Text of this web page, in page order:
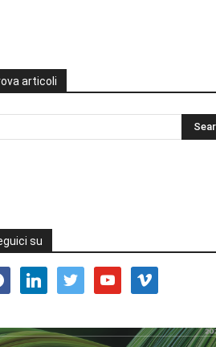
articoli
su
linkedin twitter youtube vimeo